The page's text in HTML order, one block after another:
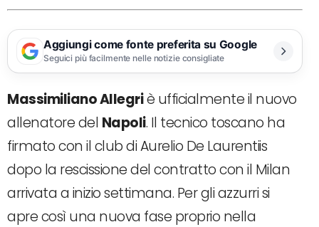
Aggiungi come fonte preferita su Google
Seguici più facilmente nelle notizie consigliate
Massimiliano Allegriè ufficialmente il nuovo
allenatore del Napoli. Il tecnico toscano ha
firmato con il club di Aurelio De Laurentiis
dopo la rescissione del contratto con il Milan
arrivata a inizio settimana. Per gli azzurri si
apre così una nuova fase proprio nella